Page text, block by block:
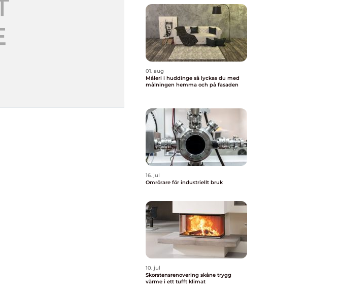
01. aug
Måleri i huddinge så lyckas du med
målningen hemma och på fasaden
16. jul
Omrörare för industriellt bruk
10. jul
Skorstensrenovering skåne trygg
värme i ett tufft klimat